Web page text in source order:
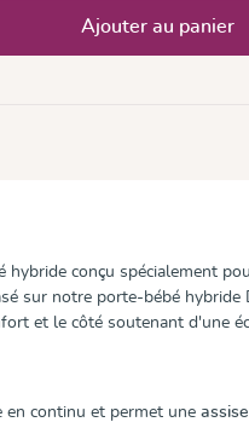
la quantité
Ajouter au panier
hybride conçu spécialement
sur notre porte-bébé hybride
et le côté soutenant d'une
en continu et permet une